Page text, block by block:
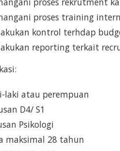
proses training
kontrol terhdap
reporting terkait
laki atau perempuan
D4/ S1
Psikologi
maksimal 28 tahun